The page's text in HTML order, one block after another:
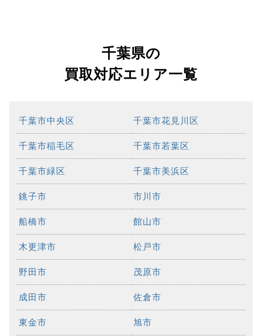
千葉県の
買取対応エリア一覧
千葉市中央区 千葉市花見川区
千葉市稲毛区 千葉市若葉区
千葉市緑区 千葉市美浜区
銚子市 市川市
船橋市 館山市
木更津市 松戸市
野田市 茂原市
成田市 佐倉市
東金市 旭市